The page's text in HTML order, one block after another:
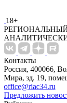
18+
Контакты
Россия, 400066,
Мира, зд. 19,
office@riac34.ru
Предложить